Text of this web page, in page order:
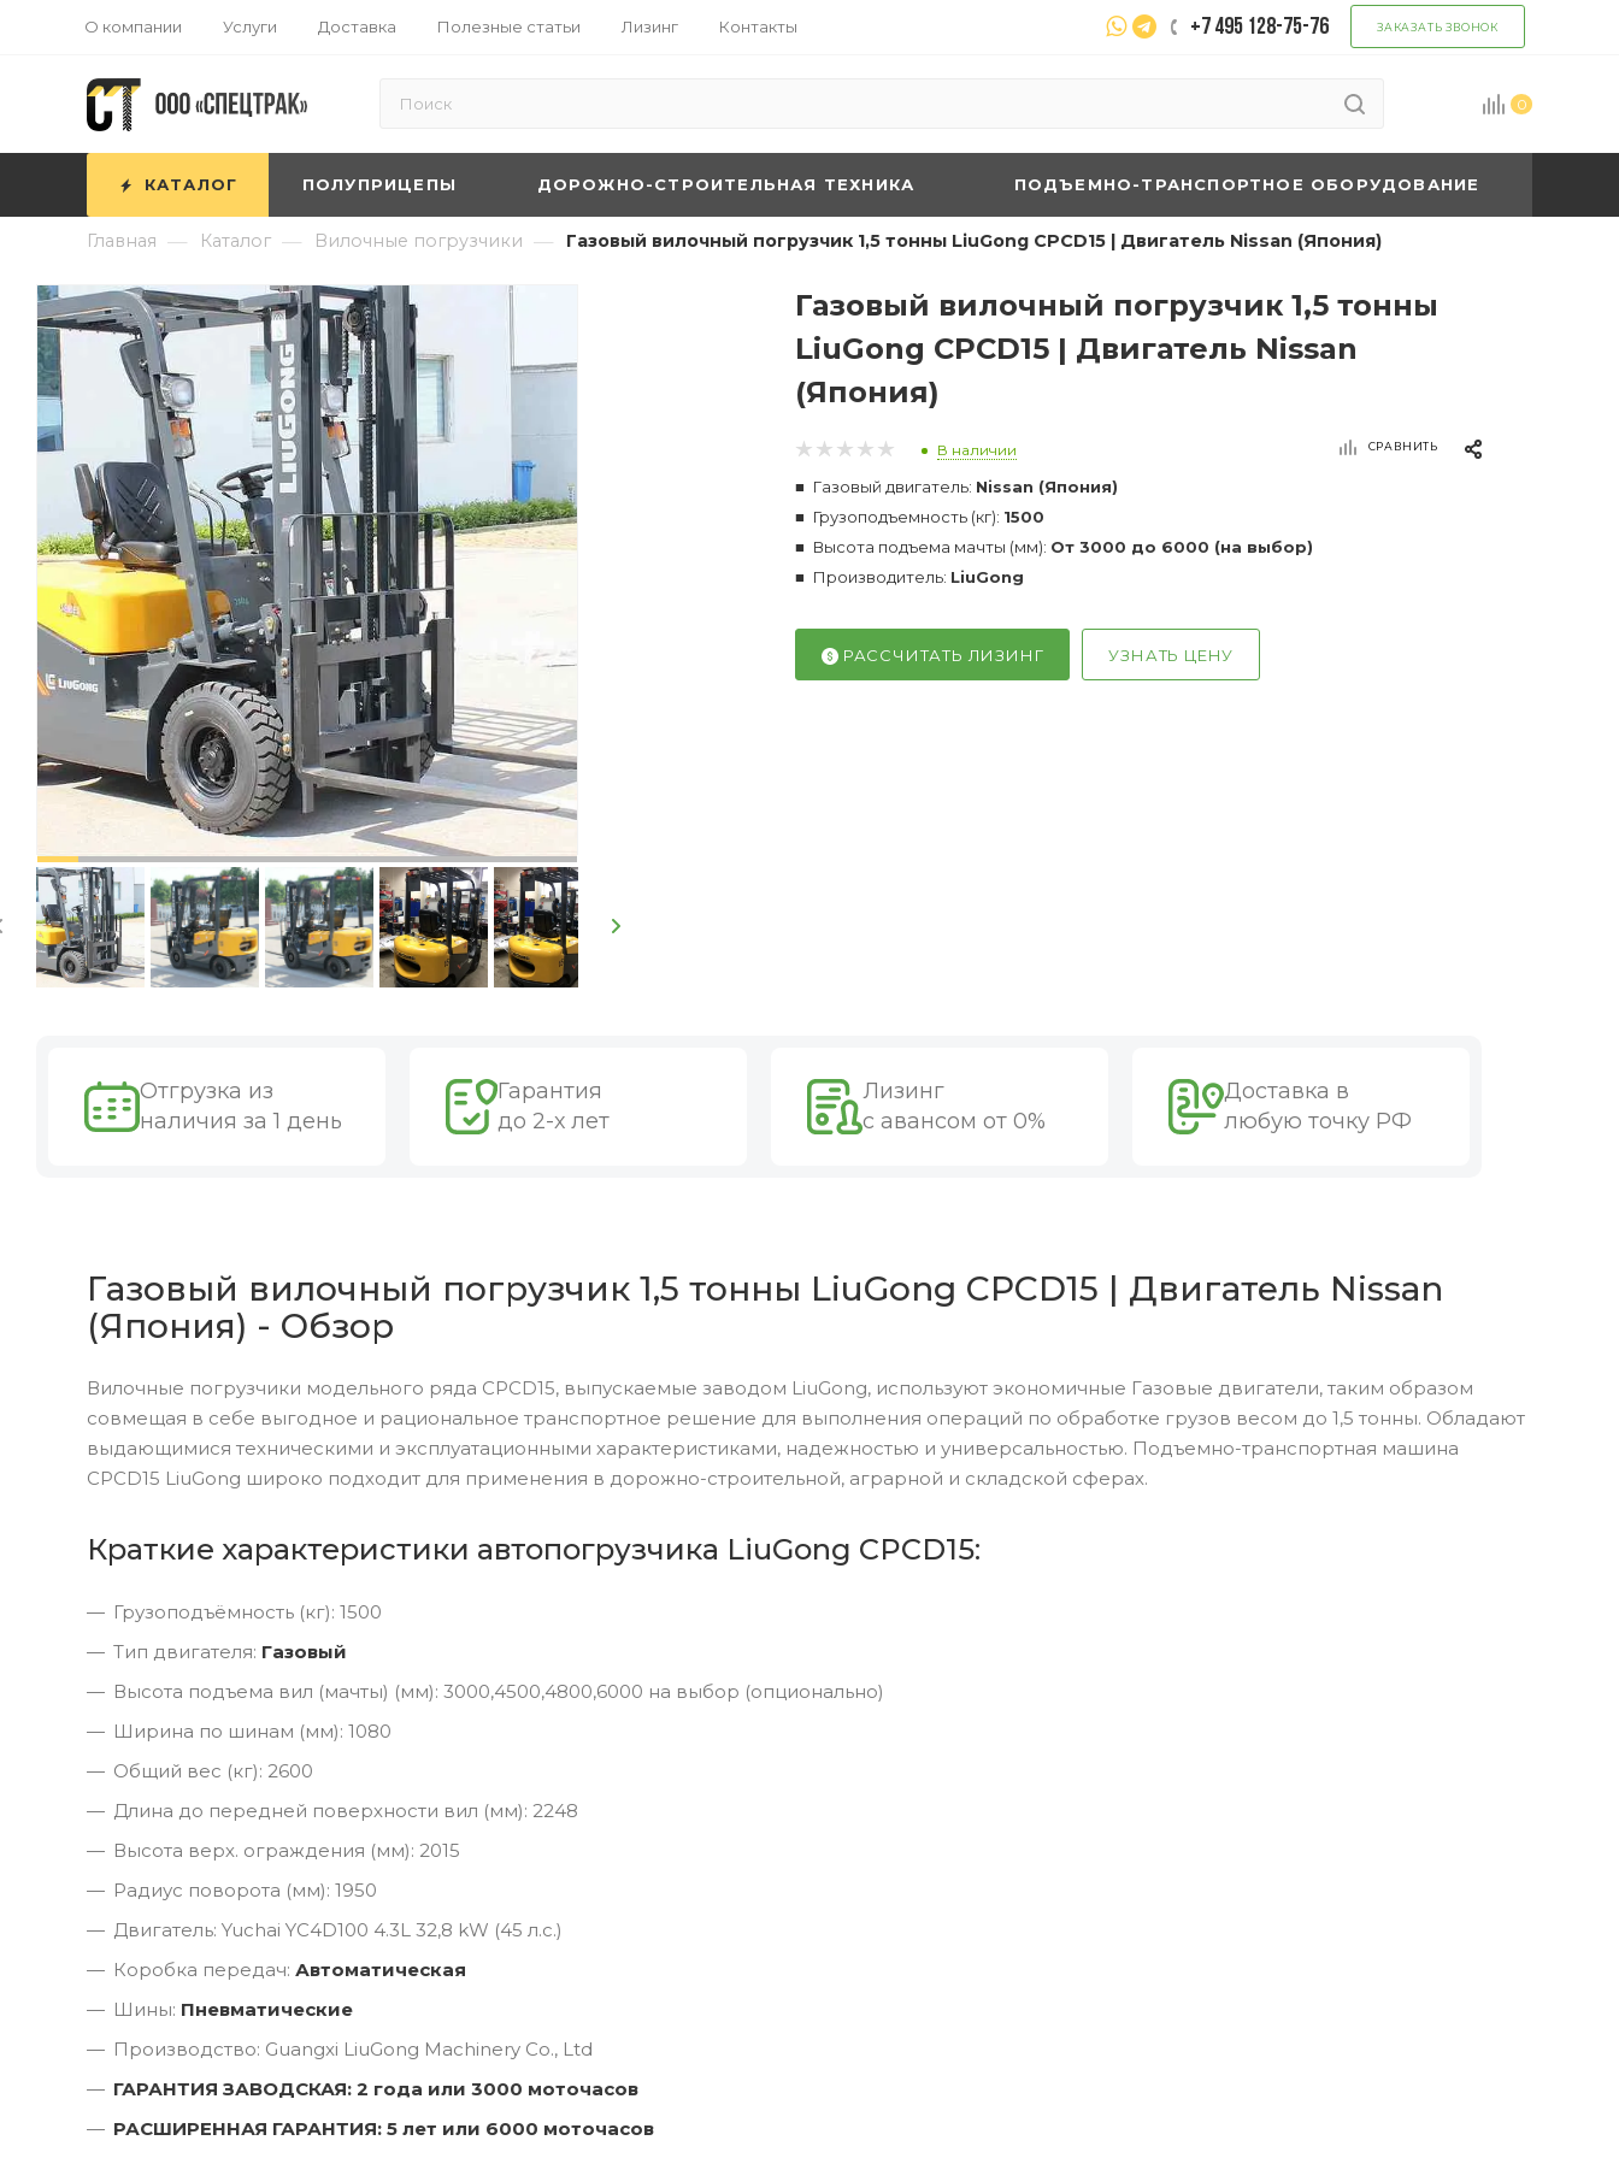
О компании Услуги Доставка Полезные статьи Лизинг Контакты +7 495 128-75-76 ЗАКАЗАТЬ ЗВОНОК
0
КАТАЛОГ ПОЛУПРИЦЕПЫ ДОРОЖНО-СТРОИТЕЛЬНАЯ ТЕХНИКА ПОДЪЕМНО-ТРАНСПОРТНОЕ ОБОРУДОВАНИЕ
Главная — Каталог — Вилочные погрузчики — Газовый вилочный погрузчик 1,5 тонны LiuGong CPCD15 | Двигатель Nissan (Япония)
Газовый вилочный погрузчик 1,5 тонны
LiuGong CPCD15 | Двигатель Nissan
(Япония)
В наличии СРАВНИТЬ
Газовый двигатель: Nissan (Япония)
Грузоподъемность (кг): 1500
Высота подъема мачты (мм): От 3000 до 6000 (на выбор)
Производитель: LiuGong
РАССЧИТАТЬ ЛИЗИНГ УЗНАТЬ ЦЕНУ
Отгрузка из
наличия за 1 день
Гарантия
до 2-х лет
Лизинг
с авансом от 0%
Доставка в
любую точку РФ
Газовый вилочный погрузчик 1,5 тонны LiuGong CPCD15 | Двигатель Nissan
(Япония) - Обзор
Вилочные погрузчики модельного ряда CPCD15, выпускаемые заводом LiuGong, используют экономичные Газовые двигатели, таким образом
совмещая в себе выгодное и рациональное транспортное решение для выполнения операций по обработке грузов весом до 1,5 тонны. Обладают
выдающимися техническими и эксплуатационными характеристиками, надежностью и универсальностью. Подъемно-транспортная машина
CPCD15 LiuGong широко подходит для применения в дорожно-строительной, аграрной и складской сферах.
Краткие характеристики автопогрузчика LiuGong CPCD15:
Грузоподъёмность (кг): 1500
Тип двигателя: Газовый
Высота подъема вил (мачты) (мм): 3000,4500,4800,6000 на выбор (опционально)
Ширина по шинам (мм): 1080
Общий вес (кг): 2600
Длина до передней поверхности вил (мм): 2248
Высота верх. ограждения (мм): 2015
Радиус поворота (мм): 1950
Двигатель: Yuchai YC4D100 4.3L 32,8 kW (45 л.с.)
Коробка передач: Автоматическая
Шины: Пневматические
Производство: Guangxi LiuGong Machinery Co., Ltd
ГАРАНТИЯ ЗАВОДСКАЯ: 2 года или 3000 моточасов
РАСШИРЕННАЯ ГАРАНТИЯ: 5 лет или 6000 моточасов